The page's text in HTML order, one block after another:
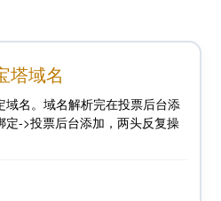
塔域名
域名。域名解析完在投票后台添
定->投票后台添加，两头反复操